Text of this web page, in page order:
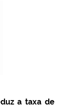
a taxa de